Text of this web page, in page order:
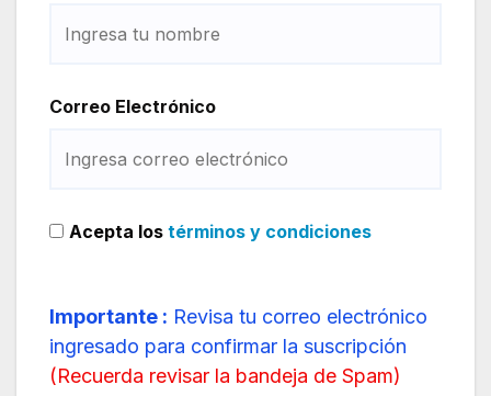
Correo Electrónico
Acepta los términos y condiciones
Importante : Revisa tu correo electrónico
ingresado para confirmar la suscripción
(Recuerda revisar la bandeja de Spam)